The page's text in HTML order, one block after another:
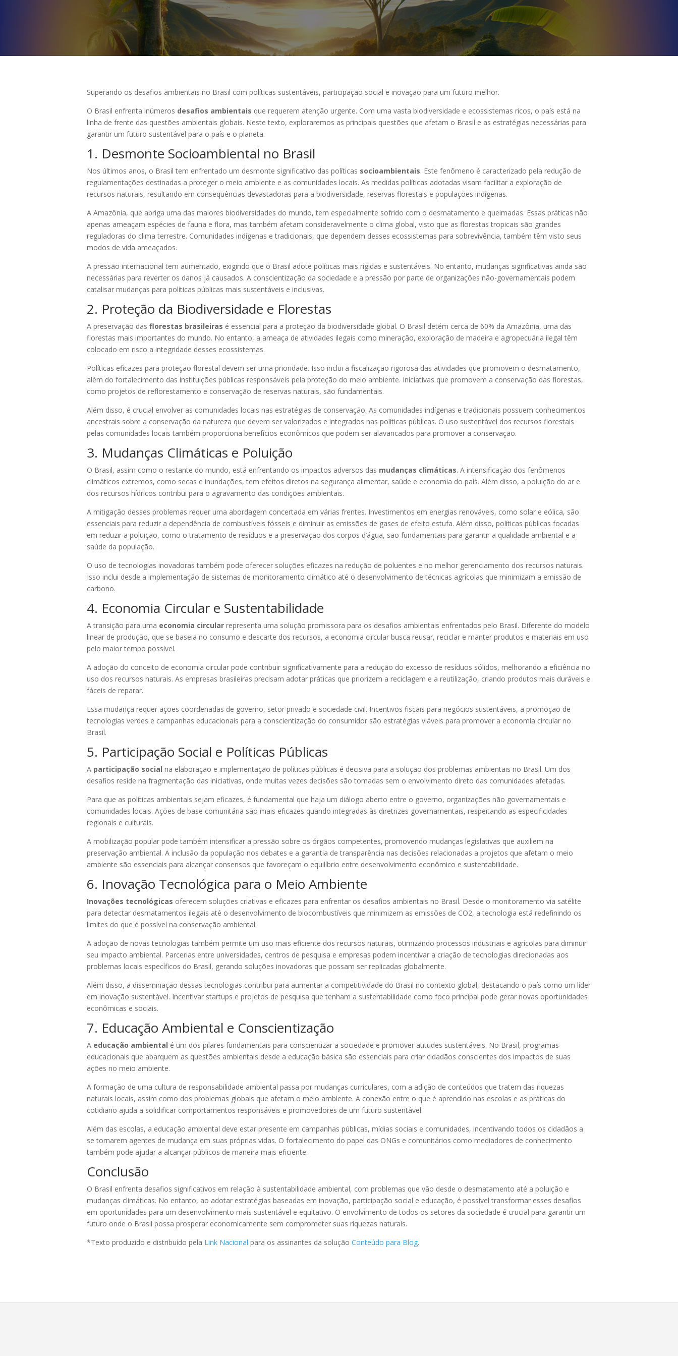
Superando os desafios ambientais no Brasil com políticas sustentáveis, participação social e inovação para um futuro melhor.
O Brasil enfrenta inúmeros desafios ambientais que requerem atenção urgente. Com uma vasta biodiversidade e ecossistemas ricos, o país está na
linha de frente das questões ambientais globais. Neste texto, exploraremos as principais questões que afetam o Brasil e as estratégias necessárias para
garantir um futuro sustentável para o país e o planeta.
1. Desmonte Socioambiental no Brasil
Nos últimos anos, o Brasil tem enfrentado um desmonte significativo das políticas socioambientais. Este fenômeno é caracterizado pela redução de
regulamentações destinadas a proteger o meio ambiente e as comunidades locais. As medidas políticas adotadas visam facilitar a exploração de
recursos naturais, resultando em consequências devastadoras para a biodiversidade, reservas florestais e populações indígenas.
A Amazônia, que abriga uma das maiores biodiversidades do mundo, tem especialmente sofrido com o desmatamento e queimadas. Essas práticas não
apenas ameaçam espécies de fauna e flora, mas também afetam consideravelmente o clima global, visto que as florestas tropicais são grandes
reguladoras do clima terrestre. Comunidades indígenas e tradicionais, que dependem desses ecossistemas para sobrevivência, também têm visto seus
modos de vida ameaçados.
A pressão internacional tem aumentado, exigindo que o Brasil adote políticas mais rígidas e sustentáveis. No entanto, mudanças significativas ainda são
necessárias para reverter os danos já causados. A conscientização da sociedade e a pressão por parte de organizações não-governamentais podem
catalisar mudanças para políticas públicas mais sustentáveis e inclusivas.
2. Proteção da Biodiversidade e Florestas
A preservação das florestas brasileiras é essencial para a proteção da biodiversidade global. O Brasil detém cerca de 60% da Amazônia, uma das
florestas mais importantes do mundo. No entanto, a ameaça de atividades ilegais como mineração, exploração de madeira e agropecuária ilegal têm
colocado em risco a integridade desses ecossistemas.
Políticas eficazes para proteção florestal devem ser uma prioridade. Isso inclui a fiscalização rigorosa das atividades que promovem o desmatamento,
além do fortalecimento das instituições públicas responsáveis pela proteção do meio ambiente. Iniciativas que promovem a conservação das florestas,
como projetos de reflorestamento e conservação de reservas naturais, são fundamentais.
Além disso, é crucial envolver as comunidades locais nas estratégias de conservação. As comunidades indígenas e tradicionais possuem conhecimentos
ancestrais sobre a conservação da natureza que devem ser valorizados e integrados nas políticas públicas. O uso sustentável dos recursos florestais
pelas comunidades locais também proporciona benefícios econômicos que podem ser alavancados para promover a conservação.
3. Mudanças Climáticas e Poluição
O Brasil, assim como o restante do mundo, está enfrentando os impactos adversos das mudanças climáticas. A intensificação dos fenômenos
climáticos extremos, como secas e inundações, tem efeitos diretos na segurança alimentar, saúde e economia do país. Além disso, a poluição do ar e
dos recursos hídricos contribui para o agravamento das condições ambientais.
A mitigação desses problemas requer uma abordagem concertada em várias frentes. Investimentos em energias renováveis, como solar e eólica, são
essenciais para reduzir a dependência de combustíveis fósseis e diminuir as emissões de gases de efeito estufa. Além disso, políticas públicas focadas
em reduzir a poluição, como o tratamento de resíduos e a preservação dos corpos d’água, são fundamentais para garantir a qualidade ambiental e a
saúde da população.
O uso de tecnologias inovadoras também pode oferecer soluções eficazes na redução de poluentes e no melhor gerenciamento dos recursos naturais.
Isso inclui desde a implementação de sistemas de monitoramento climático até o desenvolvimento de técnicas agrícolas que minimizam a emissão de
carbono.
4. Economia Circular e Sustentabilidade
A transição para uma economia circular representa uma solução promissora para os desafios ambientais enfrentados pelo Brasil. Diferente do modelo
linear de produção, que se baseia no consumo e descarte dos recursos, a economia circular busca reusar, reciclar e manter produtos e materiais em uso
pelo maior tempo possível.
A adoção do conceito de economia circular pode contribuir significativamente para a redução do excesso de resíduos sólidos, melhorando a eficiência no
uso dos recursos naturais. As empresas brasileiras precisam adotar práticas que priorizem a reciclagem e a reutilização, criando produtos mais duráveis e
fáceis de reparar.
Essa mudança requer ações coordenadas de governo, setor privado e sociedade civil. Incentivos fiscais para negócios sustentáveis, a promoção de
tecnologias verdes e campanhas educacionais para a conscientização do consumidor são estratégias viáveis para promover a economia circular no
Brasil.
5. Participação Social e Políticas Públicas
A participação social na elaboração e implementação de políticas públicas é decisiva para a solução dos problemas ambientais no Brasil. Um dos
desafios reside na fragmentação das iniciativas, onde muitas vezes decisões são tomadas sem o envolvimento direto das comunidades afetadas.
Para que as políticas ambientais sejam eficazes, é fundamental que haja um diálogo aberto entre o governo, organizações não governamentais e
comunidades locais. Ações de base comunitária são mais eficazes quando integradas às diretrizes governamentais, respeitando as especificidades
regionais e culturais.
A mobilização popular pode também intensificar a pressão sobre os órgãos competentes, promovendo mudanças legislativas que auxiliem na
preservação ambiental. A inclusão da população nos debates e a garantia de transparência nas decisões relacionadas a projetos que afetam o meio
ambiente são essenciais para alcançar consensos que favoreçam o equilíbrio entre desenvolvimento econômico e sustentabilidade.
6. Inovação Tecnológica para o Meio Ambiente
Inovações tecnológicas oferecem soluções criativas e eficazes para enfrentar os desafios ambientais no Brasil. Desde o monitoramento via satélite
para detectar desmatamentos ilegais até o desenvolvimento de biocombustíveis que minimizem as emissões de CO2, a tecnologia está redefinindo os
limites do que é possível na conservação ambiental.
A adoção de novas tecnologias também permite um uso mais eficiente dos recursos naturais, otimizando processos industriais e agrícolas para diminuir
seu impacto ambiental. Parcerias entre universidades, centros de pesquisa e empresas podem incentivar a criação de tecnologias direcionadas aos
problemas locais específicos do Brasil, gerando soluções inovadoras que possam ser replicadas globalmente.
Além disso, a disseminação dessas tecnologias contribui para aumentar a competitividade do Brasil no contexto global, destacando o país como um líder
em inovação sustentável. Incentivar startups e projetos de pesquisa que tenham a sustentabilidade como foco principal pode gerar novas oportunidades
econômicas e sociais.
7. Educação Ambiental e Conscientização
A educação ambiental é um dos pilares fundamentais para conscientizar a sociedade e promover atitudes sustentáveis. No Brasil, programas
educacionais que abarquem as questões ambientais desde a educação básica são essenciais para criar cidadãos conscientes dos impactos de suas
ações no meio ambiente.
A formação de uma cultura de responsabilidade ambiental passa por mudanças curriculares, com a adição de conteúdos que tratem das riquezas
naturais locais, assim como dos problemas globais que afetam o meio ambiente. A conexão entre o que é aprendido nas escolas e as práticas do
cotidiano ajuda a solidificar comportamentos responsáveis e promovedores de um futuro sustentável.
Além das escolas, a educação ambiental deve estar presente em campanhas públicas, mídias sociais e comunidades, incentivando todos os cidadãos a
se tornarem agentes de mudança em suas próprias vidas. O fortalecimento do papel das ONGs e comunitários como mediadores de conhecimento
também pode ajudar a alcançar públicos de maneira mais eficiente.
Conclusão
O Brasil enfrenta desafios significativos em relação à sustentabilidade ambiental, com problemas que vão desde o desmatamento até a poluição e
mudanças climáticas. No entanto, ao adotar estratégias baseadas em inovação, participação social e educação, é possível transformar esses desafios
em oportunidades para um desenvolvimento mais sustentável e equitativo. O envolvimento de todos os setores da sociedade é crucial para garantir um
futuro onde o Brasil possa prosperar economicamente sem comprometer suas riquezas naturais.
*Texto produzido e distribuído pela Link Nacional para os assinantes da solução Conteúdo para Blog.